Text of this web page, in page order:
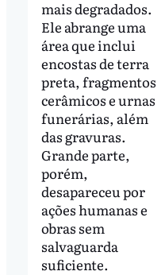
mais degradados.
Ele abrange uma
área que inclui
encostas de terra
preta, fragmentos
cerâmicos e urnas
funerárias, além
das gravuras.
Grande parte,
porém,
desapareceu por
ações humanas e
obras sem
salvaguarda
suficiente.